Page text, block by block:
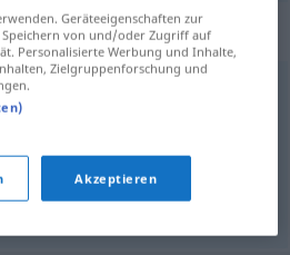
"Generosität"
,Edelmut
Geräteeigenschaften zur
von und/oder Zugriff auf
Personalisierte Werbung und Inhalte,
Zielgruppenforschung und
Akzeptieren